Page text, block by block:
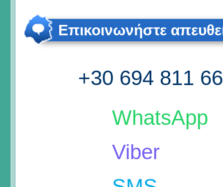
Επικοινωνήστε
+30 694 811
WhatsApp
Viber